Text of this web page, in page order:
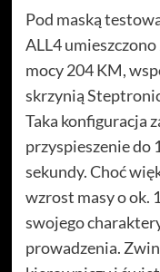
Pod maską
ALL4
mocy 204 KM,
skrzynią
Taka konfiguracja
przyspieszenie do
sekundy. Choć
wzrost masy o ok.
swojego
prowadzenia.